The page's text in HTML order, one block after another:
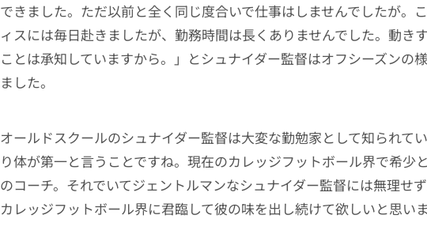
できました。ただ以前と全く同じ度合いで仕事はしませんでしたが。
ィスには毎日赴きましたが、勤務時間は長くありませんでした。動き
ことは承知していますから。」とシュナイダー監督はオフシーズンの
ました。
オールドスクールのシュナイダー監督は大変な勤勉家として知られて
り体が第一と言うことですね。現在のカレッジフットボール界で希少
のコーチ。それでいてジェントルマンなシュナイダー監督には無理せ
カレッジフットボール界に君臨して彼の味を出し続けて欲しいと思いま